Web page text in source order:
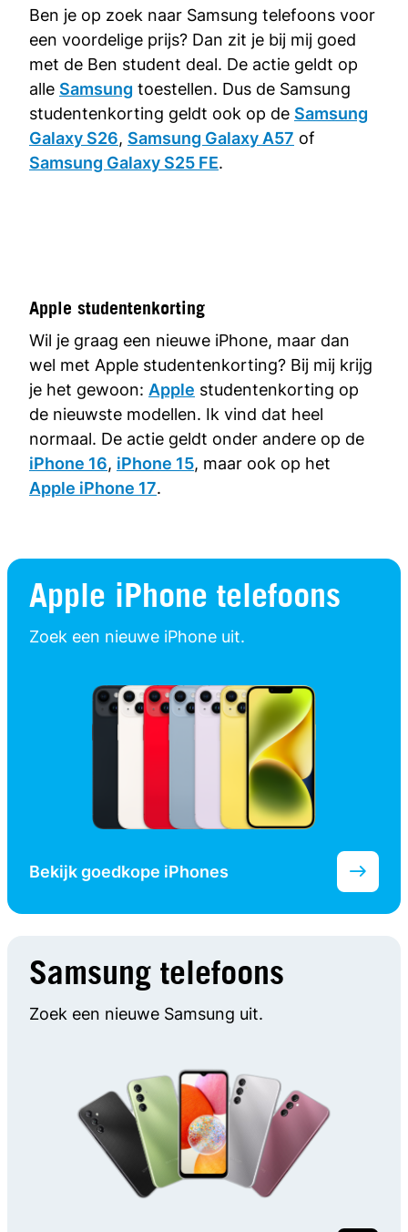
Ben je op zoek naar Samsung telefoons voor
een voordelige prijs? Dan zit je bij mij goed
met de Ben student deal. De actie geldt op
alle Samsung toestellen. Dus de Samsung
studentenkorting geldt ook op de Samsung
Galaxy S26, Samsung Galaxy A57 of
Samsung Galaxy S25 FE.
Apple studentenkorting
Wil je graag een nieuwe iPhone, maar dan
wel met Apple studentenkorting? Bij mij krijg
je het gewoon: Apple studentenkorting op
de nieuwste modellen. Ik vind dat heel
normaal. De actie geldt onder andere op de
iPhone 16, iPhone 15, maar ook op het
Apple iPhone 17.
Apple iPhone telefoons
Zoek een nieuwe iPhone uit.
Bekijk goedkope iPhones
Samsung telefoons
Zoek een nieuwe Samsung uit.